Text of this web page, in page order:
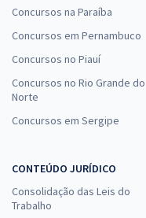
Concursos na Paraíba
Concursos em Pernambuco
Concursos no Piauí
Concursos no Rio Grande do
Norte
Concursos em Sergipe
CONTEÚDO JURÍDICO
Consolidação das Leis do
Trabalho